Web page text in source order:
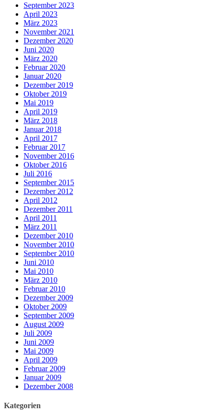
September 2023
April 2023
März 2023
November 2021
Dezember 2020
Juni 2020
März 2020
Februar 2020
Januar 2020
Dezember 2019
Oktober 2019
Mai 2019
April 2019
März 2018
Januar 2018
April 2017
Februar 2017
November 2016
Oktober 2016
Juli 2016
September 2015
Dezember 2012
April 2012
Dezember 2011
April 2011
März 2011
Dezember 2010
November 2010
September 2010
Juni 2010
Mai 2010
März 2010
Februar 2010
Dezember 2009
Oktober 2009
September 2009
August 2009
Juli 2009
Juni 2009
Mai 2009
April 2009
Februar 2009
Januar 2009
Dezember 2008
Kategorien